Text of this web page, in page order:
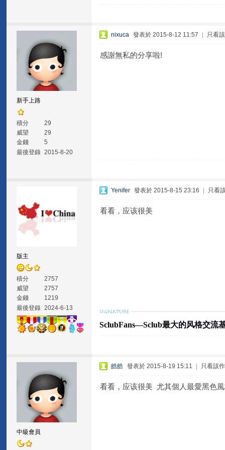
新手上路
積分
29
威望
29
金錢
5
最後登錄 2015-8-20
nixuca 發表於 2015-8-12 11:57 只看
感謝無私的分享啦!
版主
積分
2757
威望
2757
金錢
1219
最後登錄 2024-6-13
Yenifer 發表於 2015-8-15 23:16 只看
看看，应该很美
SclubFans—Sclub最大的风格交流
中級會員
皓皓 發表於 2015-8-19 15:11 只看該
看看，应该很美 尤其個人最愛黑色